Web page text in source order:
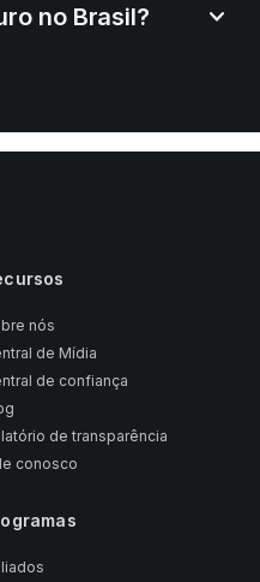
no Brasil?
nós
de Mídia
de confiança
de transparência
conosco